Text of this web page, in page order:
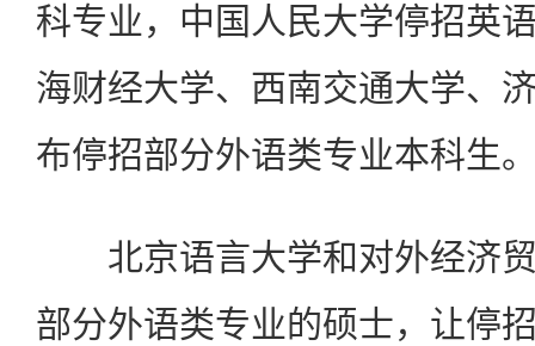
科专业，中国人民大学停招英
海财经大学、西南交通大学、
布停招部分外语类专业本科生
北京语言大学和对外经济贸
部分外语类专业的硕士，让停